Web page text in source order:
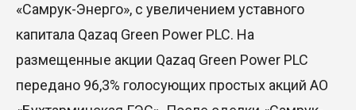
«Самрук-Энерго», с увеличением уставного
капитала Qazaq Green Power PLC. На
размещенные акции Qazaq Green Power PLC
передано 96,3% голосующих простых акций АО